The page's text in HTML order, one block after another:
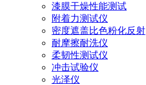
漆膜干燥性能测试
附着力测试仪
密度遮盖比色粉化反射
耐摩擦耐洗仪
柔韧性测试仪
冲击试验仪
光泽仪